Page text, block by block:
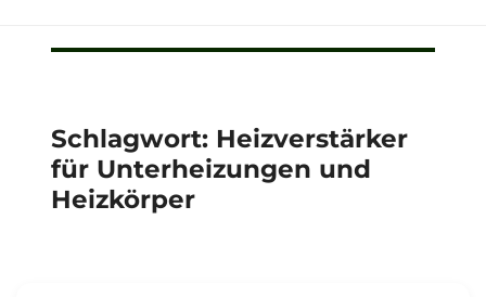
Schlagwort: Heizverstärker
für Unterheizungen und
Heizkörper